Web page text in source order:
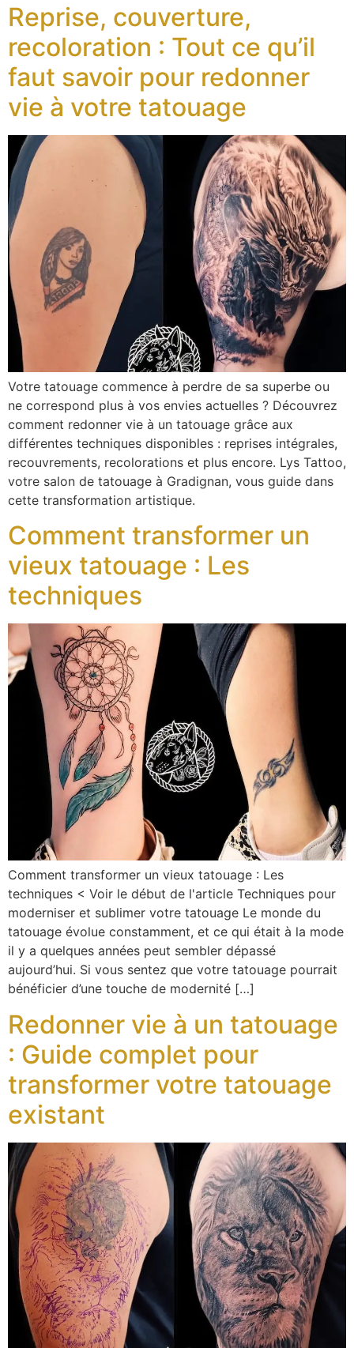
Reprise, couverture,
recoloration : Tout ce qu’il
faut savoir pour redonner
vie à votre tatouage
Votre tatouage commence à perdre de sa superbe ou
ne correspond plus à vos envies actuelles ? Découvrez
comment redonner vie à un tatouage grâce aux
différentes techniques disponibles : reprises intégrales,
recouvrements, recolorations et plus encore. Lys Tattoo,
votre salon de tatouage à Gradignan, vous guide dans
cette transformation artistique.
Comment transformer un
vieux tatouage : Les
techniques
Comment transformer un vieux tatouage : Les
techniques < Voir le début de l'article Techniques pour
moderniser et sublimer votre tatouage Le monde du
tatouage évolue constamment, et ce qui était à la mode
il y a quelques années peut sembler dépassé
aujourd’hui. Si vous sentez que votre tatouage pourrait
bénéficier d’une touche de modernité […]
Redonner vie à un tatouage
: Guide complet pour
transformer votre tatouage
existant